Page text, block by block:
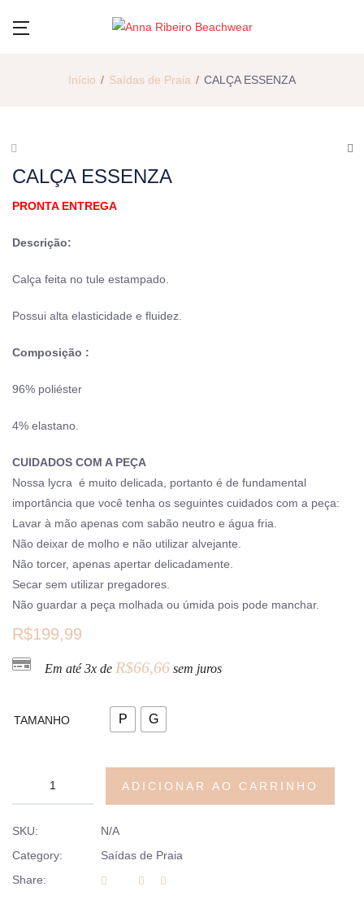
Início Saídas de Praia CALÇA ESSENZA
CALÇA ESSENZA
PRONTA ENTREGA
Descrição:
Calça feita no tule estampado.
Possui alta elasticidade e fluidez.
Composição :
96% poliéster
4% elastano.
CUIDADOS COM A PEÇA
Nossa lycra é muito delicada, portanto é de fundamental
importância que você tenha os seguintes cuidados com a peça:
Lavar à mão apenas com sabão neutro e água fria.
Não deixar de molho e não utilizar alvejante.
Não torcer, apenas apertar delicadamente.
Secar sem utilizar pregadores.
Não guardar a peça molhada ou úmida pois pode manchar.
R$199,99
Em até 3x de R$66,66 sem juros
TAMANHO P G
ADICIONAR AO CARRINHO
SKU:
N/A
Category:
Saídas de Praia
Share: